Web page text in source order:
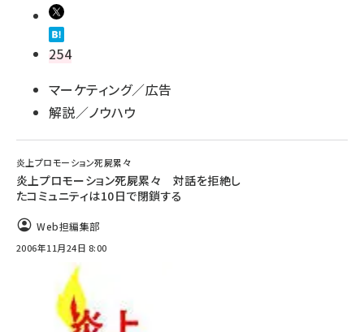
254
マーケティング／広告
解説／ノウハウ
炎上プロモーション死屍累々
炎上プロモーション死屍累々 対話を拒絶し
たコミュニティは10日で閉鎖する
Web担編集部
2006年11月24日 8:00